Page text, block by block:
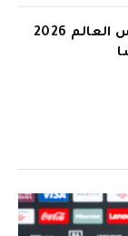
إسبانيا تبلغ نهائي كأس العالم 2026